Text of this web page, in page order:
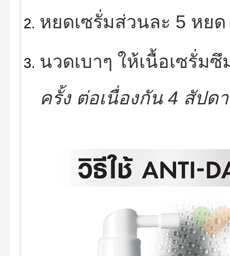
หยดเซรั่มส่วนละ 5 หย
นวดเบาๆ ให้เนื้อเซรั่ม
ครั้ง ต่อเนื่องกัน 4 สัปด